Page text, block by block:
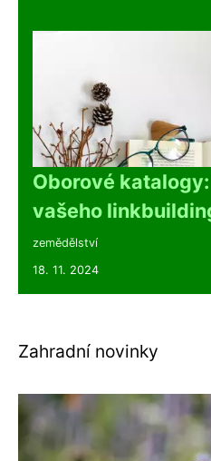
Oborové
vašeho
zemědělství
18. 11. 2024
Zahradní novinky